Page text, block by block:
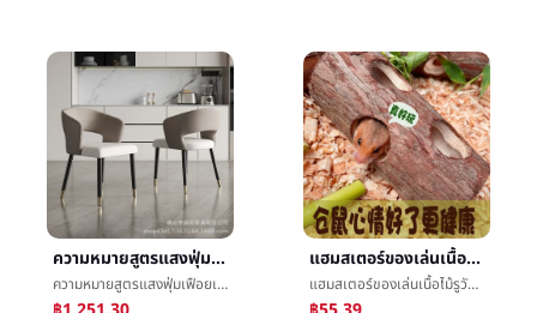
ความหมายสูตรแสงฟุ่มเฟือยเก้าอี้รับประทานอาหารครัวเรือนทันสมัยง่ายร้านอาหารเก้าอี้นอร์ดิกนักออกแบบLeisureéèเก้าอี้ต่อรองæ¶æเก้าอี้
ความหมายสูตรแสงฟุ่มเฟือยเก้าอี้รับประทานอาหารครัวเรือนทันสมัยง่ายร้านอาหารเก้าอี้นอร์ดิกนักออกแบบLeisureéèเก้าอี้ต่อรองæ¶æเก้าอี้
แฮมสเตอร์ของเล่นเนื้อไม้รูวัตคินส์แบกกรงหนูตะเภาหมูกินีภูมิทัศน์คลายความเบื่อสู้รูอุโมงค์เขาวงกตหลีกเลี่ยงรังบ้าน
แฮมสเตอร์ของเล่นเนื้อไม้รูวัตคินส์แบกกรงหนูตะเภาหมูกินีภูมิทัศน์คลายความเบื่อสู้รูอุโมงค์เขาวงกตหลีกเลี่ยงรังบ้าน